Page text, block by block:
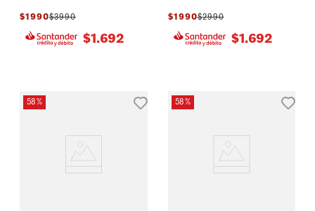
$1990$3990
$1.692
$1990$2990
$1.692
58 % 58 %